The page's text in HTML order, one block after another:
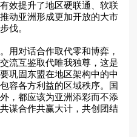
效提升了地区硬联通、软联
动亚洲形成更加开放的大市
伐。
用对话合作取代零和博弈，
流互鉴取代唯我独尊，这是
巩固东盟在地区架构中的中
容各方利益的区域秩序。国
，都应该为亚洲添彩而不添
谋合作共赢大计，共创团结